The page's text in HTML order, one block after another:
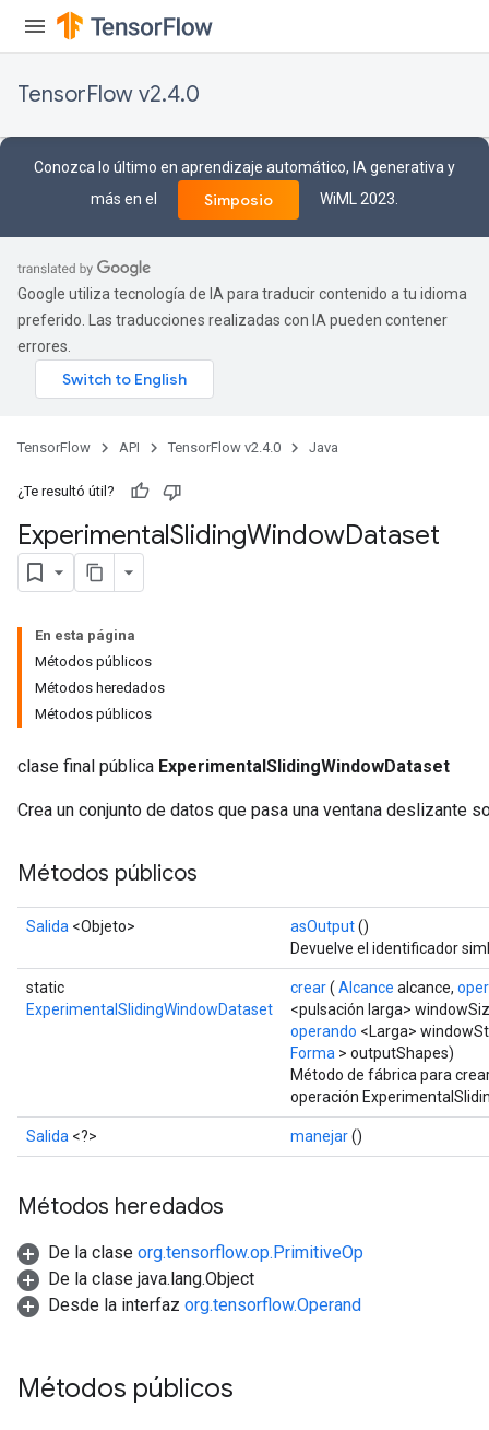
TensorFlow v2.4.0
Conozca lo último en aprendizaje automático, IA generativa y
más en el
Simposio WiML 2023.
Google utiliza tecnología de IA para traducir contenido a tu idioma
preferido. Las traducciones realizadas con IA pueden contener
errores.
TensorFlow API TensorFlow v2.4.0 Java
¿Te resultó útil?
ExperimentalSlidingWindowDataset
En esta página
Métodos públicos
Métodos heredados
Métodos públicos
clase final pública ExperimentalSlidingWindowDataset
Crea un conjunto de datos que pasa una ventana deslizante
Métodos públicos
Salida <Objeto> asOutput()
Devuelve el identificador
static
ExperimentalSlidingWindowDataset
crear( Alcance alcance,
<pulsación larga>
operando <Larga>
Forma > outputShapes)
Método de fábrica para
operación
Salida <?> manejar()
Métodos heredados
De la clase org.tensorflow.op.PrimitiveOp
De la clase java.lang.Object
Desde la interfaz org.tensorflow.Operand
Métodos públicos